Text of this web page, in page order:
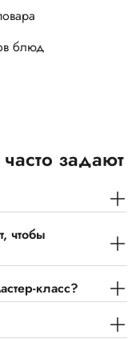
блюд
задают
чтобы
класс?